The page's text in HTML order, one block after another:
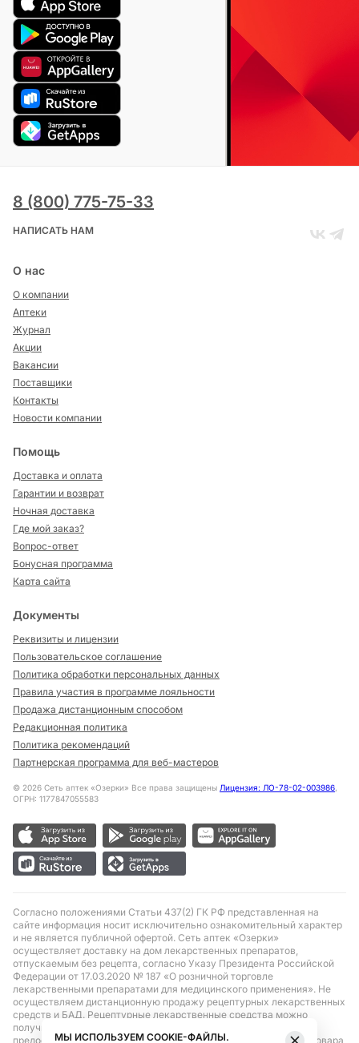
8 (800) 775-75-33
НАПИСАТЬ НАМ
О нас
О компании
Аптеки
Журнал
Акции
Вакансии
Поставщики
Контакты
Новости компании
Помощь
Доставка и оплата
Гарантии и возврат
Ночная доставка
Где мой заказ?
Вопрос-ответ
Бонусная программа
Карта сайта
Документы
Реквизиты и лицензии
Пользовательское соглашение
Политика обработки персональных данных
Правила участия в программе лояльности
Продажа дистанционным способом
Редакционная политика
Политика рекомендаций
Партнерская программа для веб-мастеров
© 2026 Сеть аптек «Озерки» Все права защищены Лицензия: ЛО-78-02-003986,
ОГРН: 1177847055583
Согласно положениями Статьи 437(2) ГК РФ представленная на
сайте информация носит исключительно ознакомительный характер
и не является публичной офертой. Сеть аптек «Озерки»
осуществляет доставку на дом лекарственных препаратов,
отпускаемым без рецепта, согласно Указу Президента Российской
Федерации от 17.03.2020 № 187 «О розничной торговле
лекарственными препаратами для медицинского применения». Не
осуществляем дистанционную продажу рецептурных лекарственных
средств и БАД. Рецептурные лекарственные средства можно
получить только при помощи самовывоза в аптеке при
предоставлении рецепта, выписанного врачом. Бронирование товара
МЫ ИСПОЛЬЗУЕМ COOKIE-ФАЙЛЫ.